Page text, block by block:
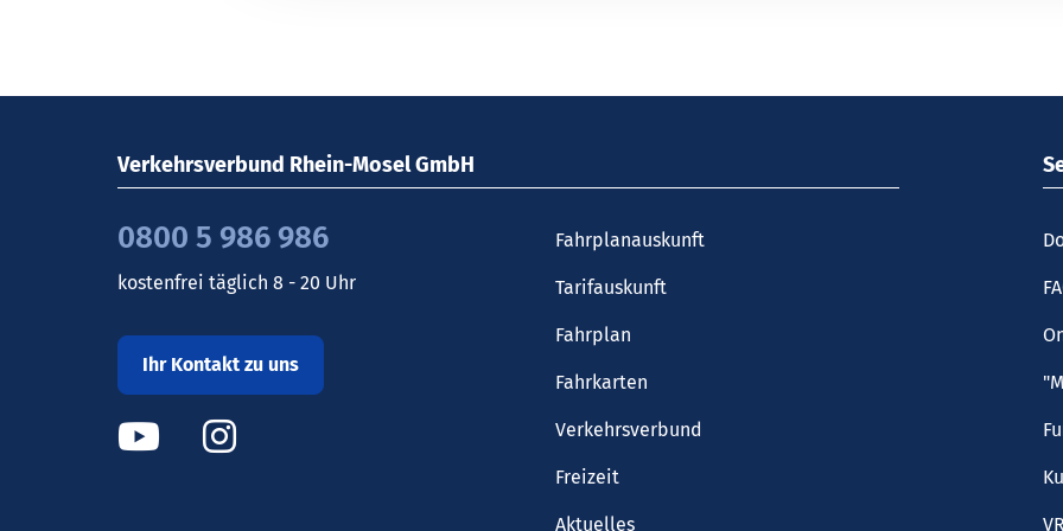
Verkehrsverbund Rhein-Mosel GmbH
0800 5 986 986
kostenfrei täglich 8 - 20 Uhr
Ihr Kontakt zu uns
Fahrplanauskunft
Tarifauskunft
Fahrplan
Fahrkarten
Verkehrsverbund
Freizeit
Aktuelles